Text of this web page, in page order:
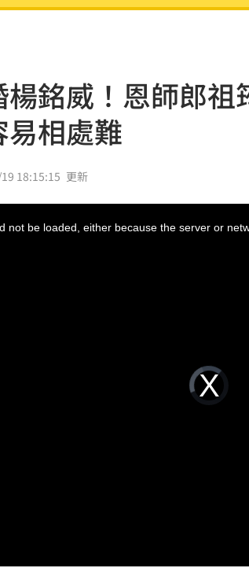
高！EPS 1.58元
入侵乳品 稽查結果曝 18:56
挾紫暴雨 可能發陸警
廠大火爆炸波及食品廠
浪潮」這族群全面噴出 18:49
播 15:27
銘威！恩師郎祖
相處難
18:15:15 更新
Video
Player
is
loading.
not be loaded, either because the server or